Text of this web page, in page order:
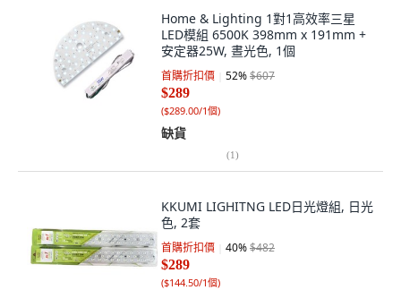
Home & Lighting 1對1高效率三星
LED模組 6500K 398mm x 191mm +
安定器25W, 晝光色, 1個
首購折扣價 52%$607
$289
($289.00/1個)
缺貨
(1)
KKUMI LIGHITNG LED日光燈組, 日光
色, 2套
首購折扣價 40%$482
$289
($144.50/1個)